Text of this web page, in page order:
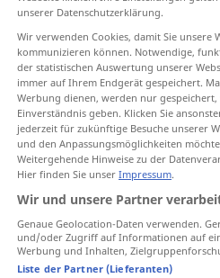
antippen)
unserer Datenschutzerklärung.
Wir verwenden Cookies, damit Sie
kommunizieren können. Notwendige,
der statistischen Auswertung unserer
immer auf Ihrem Endgerät gespeichert.
Werbung dienen, werden nur
Einverständnis geben. Klicken Sie
jederzeit für zukünftige Besuche unserer
und den Anpassungsmöglichkeiten
Weitergehende Hinweise zu der
Hier finden Sie unser Impressum.
Wir und unsere Partner
Genaue Geolocation-Daten verwenden.
und/oder Zugriff auf Informationen auf
Werbung und Inhalten,
Liste der Partner (Lieferanten)